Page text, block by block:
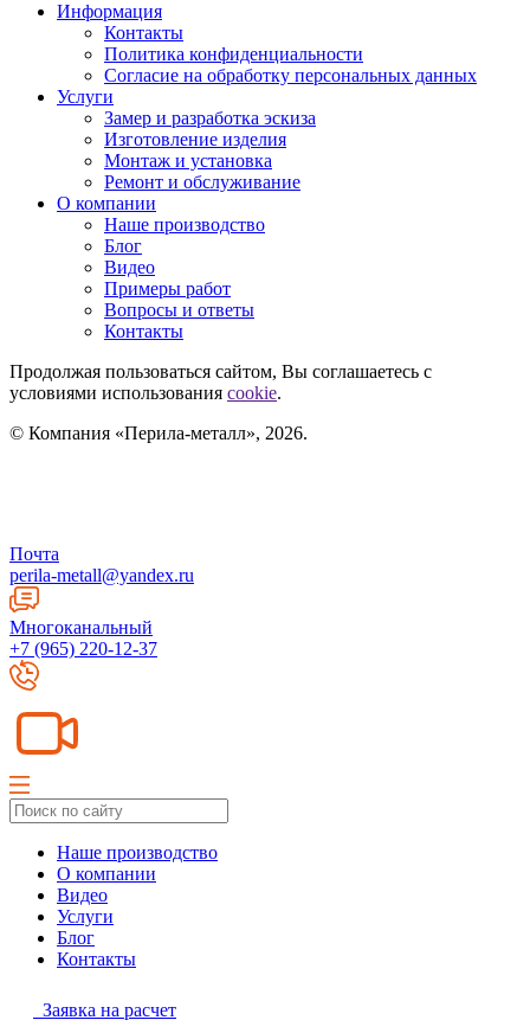
Информация
Контакты
Политика конфиденциальности
Согласие на обработку персональных данных
Услуги
Замер и разработка эскиза
Изготовление изделия
Монтаж и установка
Ремонт и обслуживание
О компании
Наше производство
Блог
Видео
Примеры работ
Вопросы и ответы
Контакты
Продолжая пользоваться сайтом, Вы соглашаетесь с
условиями использования cookie.
© Компания «Перила-металл», 2026.
Почта
perila-metall@yandex.ru
Многоканальный
+7 (965) 220-12-37
Наше производство
О компании
Видео
Услуги
Блог
Контакты
Заявка на расчет